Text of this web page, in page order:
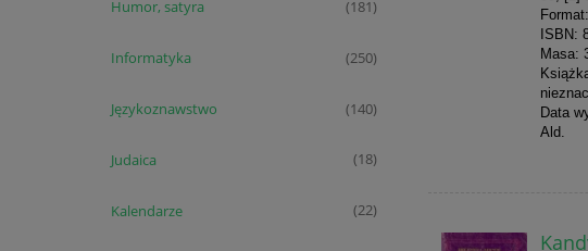
Humor, satyra (181)
Informatyka (250)
Językoznawstwo (140)
Judaica (18)
Kalendarze (22)
ISBN:
Masa:
Data
Ald.